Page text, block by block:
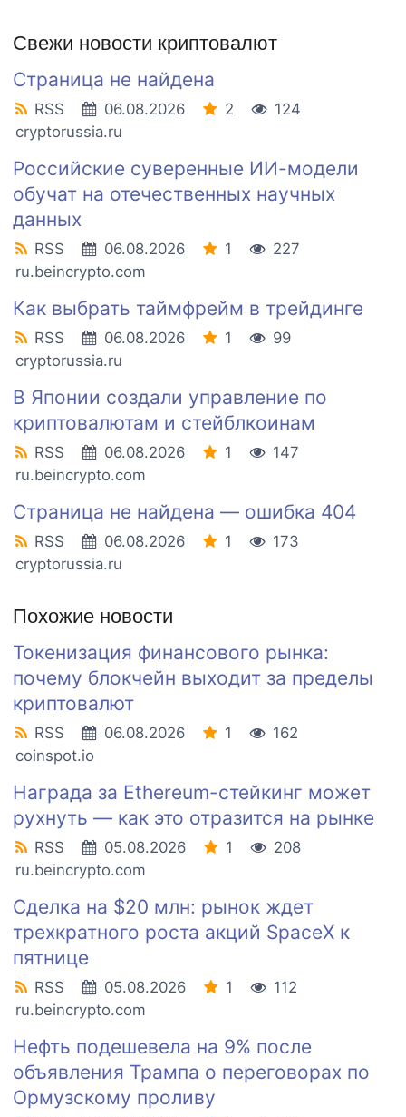
Свежи новости криптовалют
Страница не найдена
RSS 06.08.2026 2
124
cryptorussia.ru
Российские суверенные ИИ-модели
обучат на отечественных научных
данных
RSS 06.08.2026 1
227
ru.beincrypto.com
Как выбрать таймфрейм в трейдинге
RSS 06.08.2026 1
99
cryptorussia.ru
В Японии создали управление по
криптовалютам и стейблкоинам
RSS 06.08.2026 1
147
ru.beincrypto.com
Страница не найдена — ошибка 404
RSS 06.08.2026 1
173
cryptorussia.ru
Похожие новости
Токенизация финансового рынка:
почему блокчейн выходит за пределы
криптовалют
RSS 06.08.2026 1
162
coinspot.io
Награда за Ethereum-стейкинг может
рухнуть — как это отразится на рынке
RSS 05.08.2026 1
208
ru.beincrypto.com
Сделка на $20 млн: рынок ждет
трехкратного роста акций SpaceX к
пятнице
RSS 05.08.2026 1
112
ru.beincrypto.com
Нефть подешевела на 9% после
объявления Трампа о переговорах по
Ормузскому проливу